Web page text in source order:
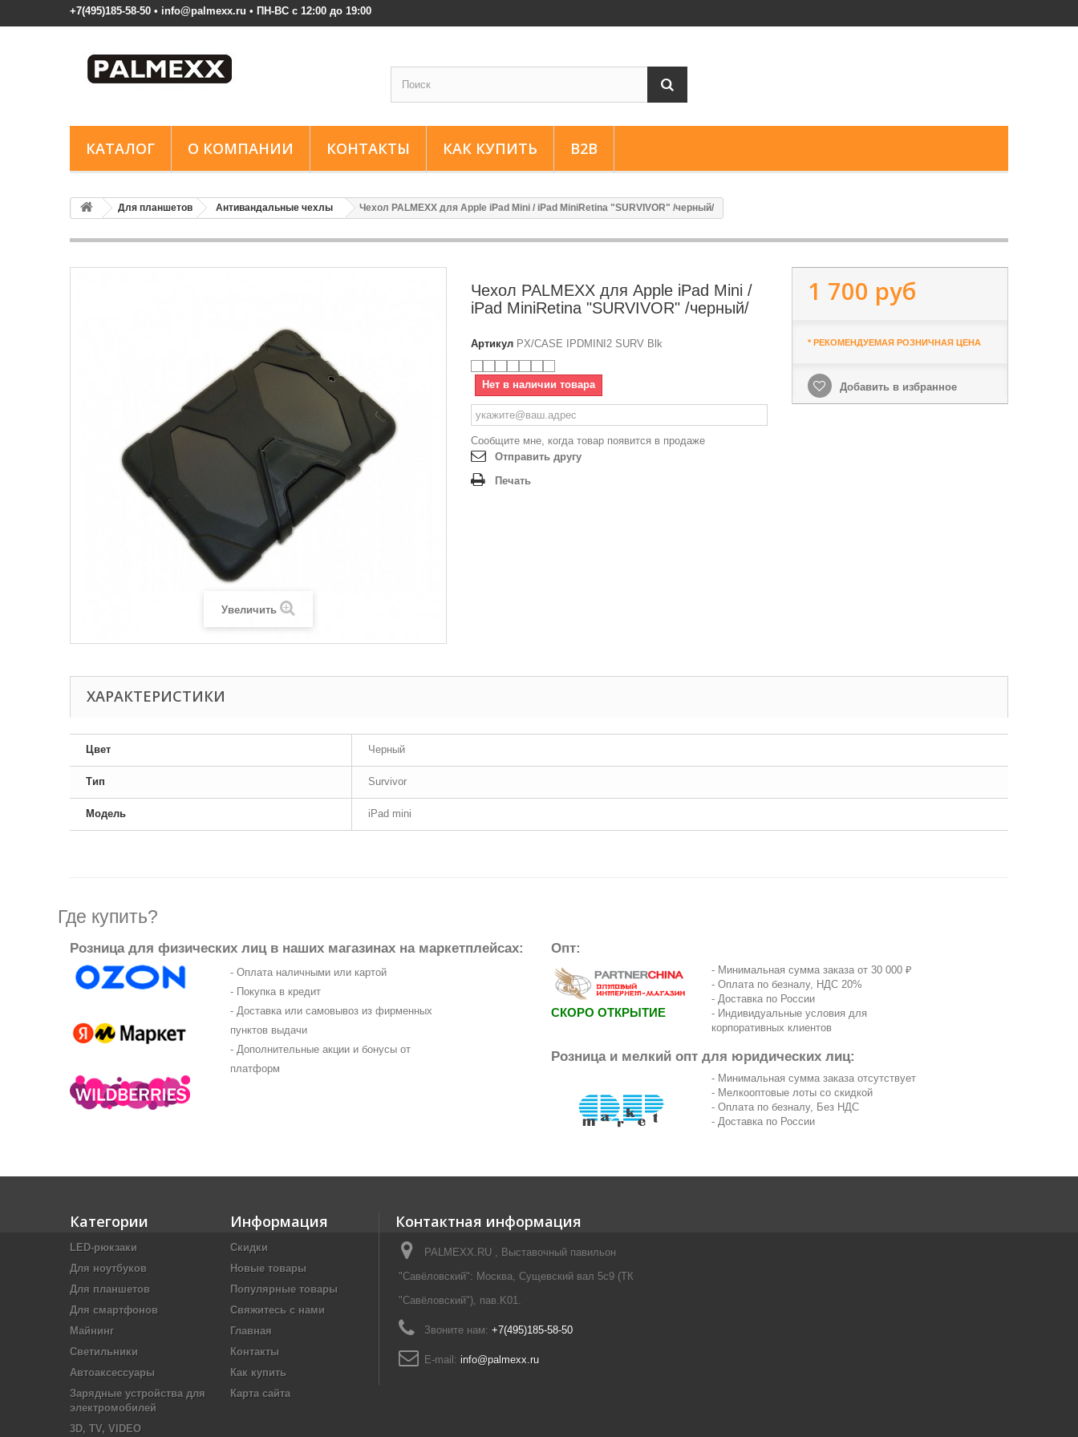
+7(495)185-58-50 • info@palmexx.ru • ПН-ВС с 12:00 до 19:00
КАТАЛОГ О КОМПАНИИ КОНТАКТЫ КАК КУПИТЬ B2B
Для планшетов Антивандальные чехлы Чехол PALMEXX для Apple iPad Mini / iPad MiniRetina "SURVIVOR" /черный/
Увеличить
Чехол PALMEXX для Apple iPad Mini /
iPad MiniRetina "SURVIVOR" /черный/
Артикул PX/CASE IPDMINI2 SURV Blk
Нет в наличии товара
Сообщите мне, когда товар появится в продаже
Отправить другу
Печать
1 700 руб
* РЕКОМЕНДУЕМАЯ РОЗНИЧНАЯ ЦЕНА
Добавить в избранное
ХАРАКТЕРИСТИКИ
Цвет Черный
Тип Survivor
Модель iPad mini
Где купить?
Розница для физических лиц в наших магазинах на маркетплейсах:
- Оплата наличными или картой
- Покупка в кредит
- Доставка или самовывоз из фирменных
пунктов выдачи
- Дополнительные акции и бонусы от
платформ
Опт:
СКОРО ОТКРЫТИЕ
- Минимальная сумма заказа от 30 000 ₽
- Оплата по безналу, НДС 20%
- Доставка по России
- Индивидуальные условия для
корпоративных клиентов
Розница и мелкий опт для юридических лиц:
- Минимальная сумма заказа отсутствует
- Мелкооптовые лоты со скидкой
- Оплата по безналу, Без НДС
- Доставка по России
Категории
LED-рюкзаки
Для ноутбуков
Для планшетов
Для смартфонов
Майнинг
Светильники
Автоаксессуары
Зарядные устройства для
электромобилей
3D, TV, VIDEO
Информация
Скидки
Новые товары
Популярные товары
Свяжитесь с нами
Главная
Контакты
Как купить
Карта сайта
Контактная информация
PALMEXX.RU , Выставочный павильон
"Савёловский": Москва, Сущевский вал 5с9 (ТК
"Савёловский"), пав.K01.
Звоните нам: +7(495)185-58-50
E-mail: info@palmexx.ru